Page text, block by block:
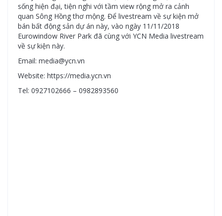
sống hiện đại, tiện nghi với tầm view rộng mở ra cảnh
quan Sông Hồng thơ mộng. Để livestream về sự kiện mở
bán bất động sản dự án này, vào ngày 11/11/2018
Eurowindow River Park đã cùng với YCN Media livestream
về sự kiện này.
Email: media@ycn.vn
Website: https://media.ycn.vn
Tel: 0927102666 – 0982893560